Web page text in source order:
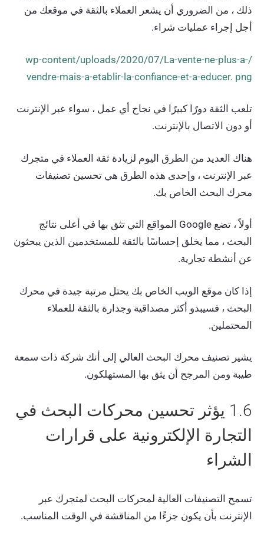
ذلك ، من الضروري أن يشعر العملاء بالثقة في موقعك من
أجل إجراء عمليات شراء.
/wp-content/uploads/2020/07/La-vente-ne-plus-a-
vendre-mais-a-etablir-la-confiance-et-a-educer. png
تلعب الثقة دورًا كبيرًا في نجاح أي عمل ، سواء عبر الإنترنت
أو دون الاتصال بالإنترنت.
هناك العديد من الطرق اليوم لزيادة ثقة العملاء في متجرك
عبر الإنترنت ، وإحدى هذه الطرق هي تحسين تصنيفات
محرك البحث الخاص بك.
أولاً ، تضع Google المواقع التي تثق بها في أعلى نتائج
البحث ، مما يخلق إحساسًا بالثقة للمستخدمين الذين يبحثون
عن أنشطة تجارية.
إذا كان موقع الويب الخاص بك يحتل مرتبة جيدة في محرك
البحث ، فسيبدو أكثر مصداقية وجدارة بالثقة للعملاء
المحتملين.
يشير تصنيف محرك البحث العالي إلى أنك شركة ذات سمعة
طيبة ومن المرجح أن يثق بها المستهلكون.
1.6 يؤثر تحسين محركات البحث في
التجارة الإلكترونية على قرارات
الشراء
تسمح التصنيفات العالية لمحركات البحث لمتجرك عبر
الإنترنت بأن يكون جزءًا من المناقشة في الوقت المناسب.